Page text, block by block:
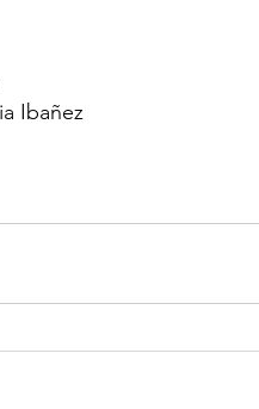
Ibañez